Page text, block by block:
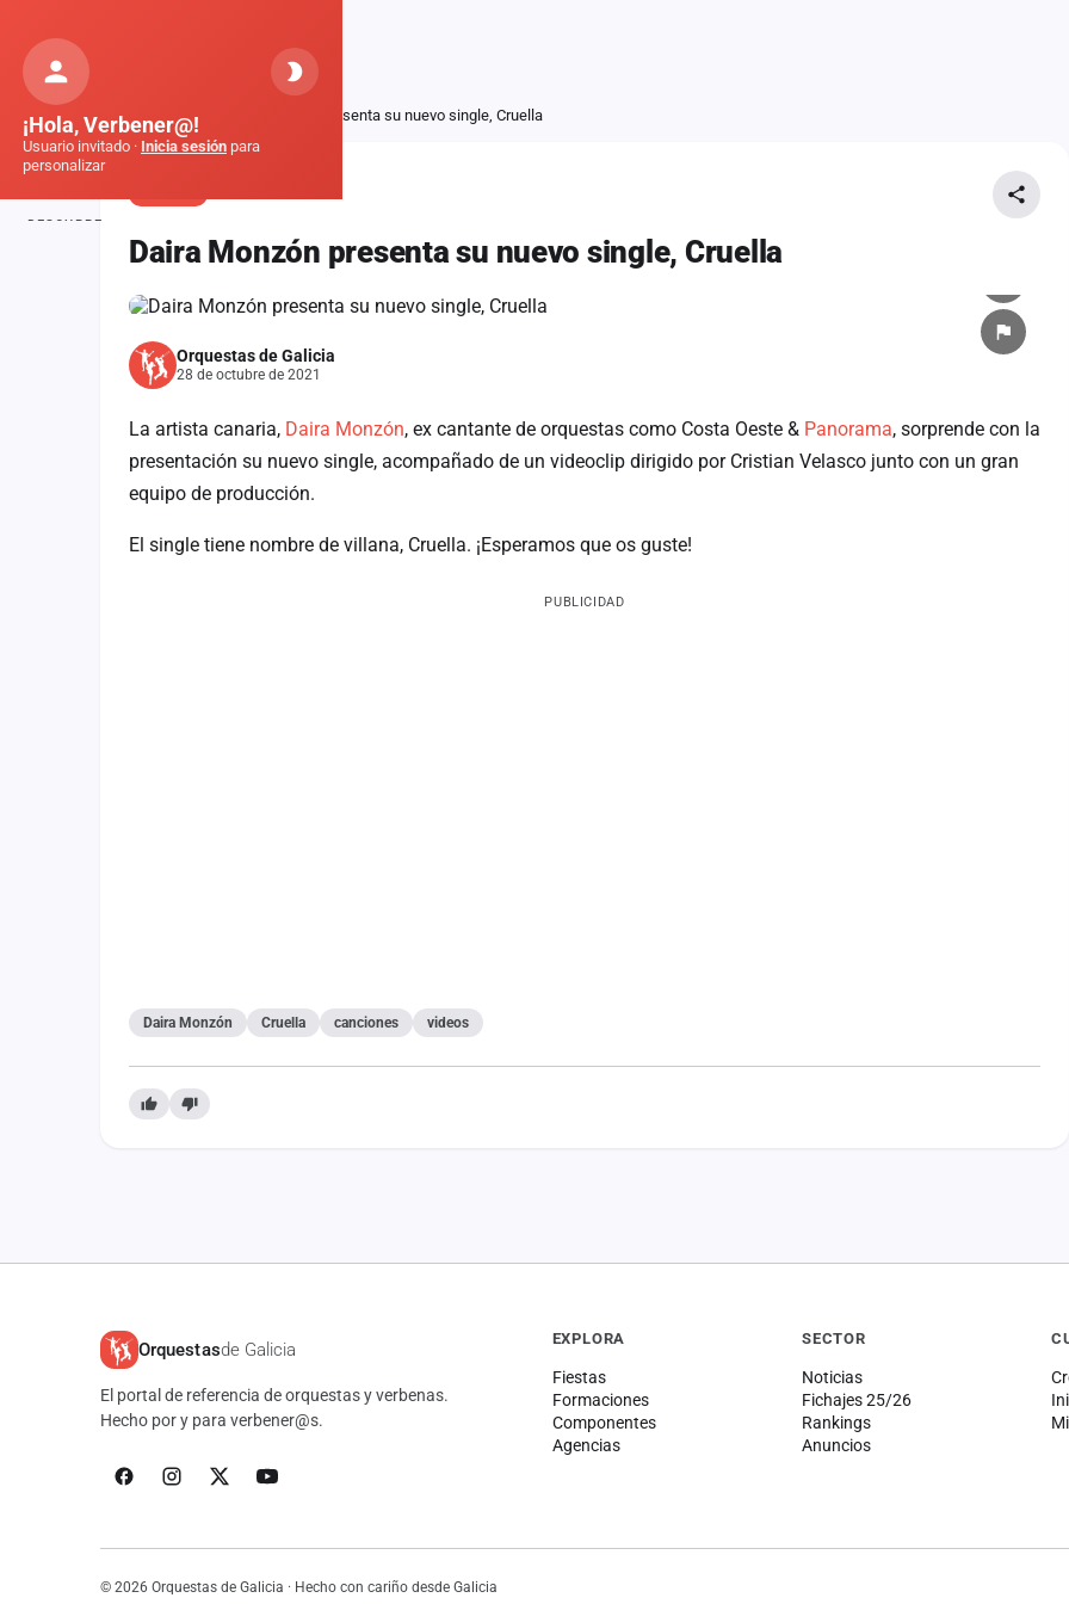
Inicio Noticias Daira Monzón presenta su nuevo single, Cruella
Daira Monzón presenta su nuevo single, Cruella
Orquestas de Galicia
28 de octubre de 2021
La artista canaria, Daira Monzón, ex cantante de orquestas como Costa Oeste & Panorama, sorprende con la
presentación su nuevo single, acompañado de un videoclip dirigido por Cristian Velasco junto con un gran
equipo de producción.
El single tiene nombre de villana, Cruella. ¡Esperamos que os guste!
PUBLICIDAD
Daira Monzón Cruella canciones videos
Orquestasde Galicia
El portal de referencia de orquestas y verbenas.
Hecho por y para verbener@s.
EXPLORA
Fiestas
Formaciones
Componentes
Agencias
SECTOR
Noticias
Fichajes 25/26
Rankings
Anuncios
© 2026 Orquestas de Galicia · Hecho con cariño desde Galicia
¡Hola, Verbener@!
Usuario invitado · Inicia sesión para
personalizar
DESCUBRE
Formaciones
Mapa de fiestas
Componentes